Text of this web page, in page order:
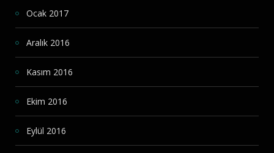
Ocak 2017
Aralık 2016
Kasım 2016
Ekim 2016
Eylül 2016